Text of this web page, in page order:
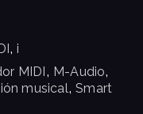
,i
MIDI , M-Audio,
musical,Smart